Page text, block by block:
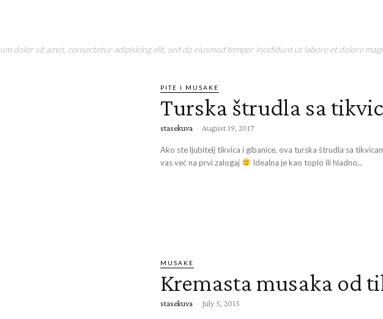
dolor sit amet, consectetur adipisicing elit, sed do eiusmod tempor incididunt ut labore et dolore
PITE I MUSAKE
Turska štrudla sa
stasekuva - August 19, 2017
Ako ste ljubitelj tikvica i gibanice, ova turska štrudla sa
vas već na prvi zalogaj
Idealna je kao toplo ili hladno...
MUSAKE
Kremasta musaka od
stasekuva - July 5, 2015